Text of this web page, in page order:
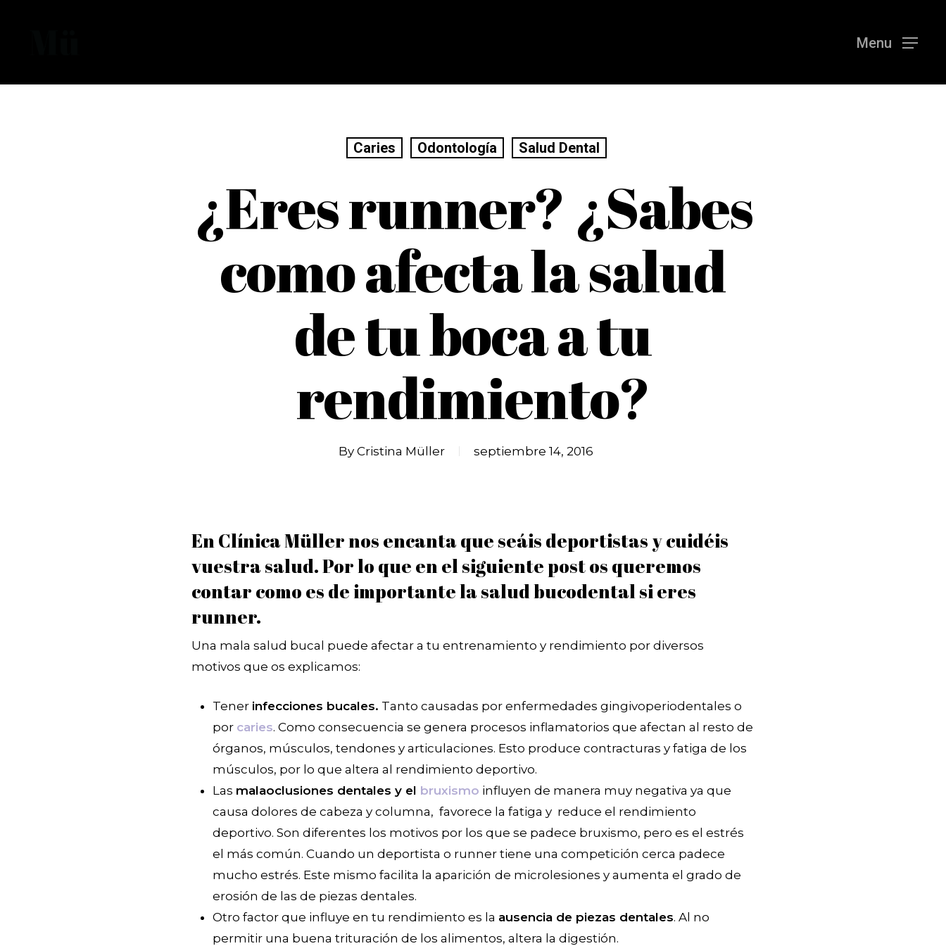
Menu
Caries Odontología Salud Dental
¿Eres runner? ¿Sabes
como afecta la salud
de tu boca a tu
rendimiento?
By Cristina Müller septiembre 14, 2016
En Clínica Müller nos encanta que seáis deportistas y cuidéis
vuestra salud. Por lo que en el siguiente post os queremos
contar como es de importante la salud bucodental si eres
runner.
Una mala salud bucal puede afectar a tu entrenamiento y rendimiento por diversos
motivos que os explicamos:
Tener infecciones bucales. Tanto causadas por enfermedades gingivoperiodentales o
por caries. Como consecuencia se genera procesos inflamatorios que afectan al resto de
órganos, músculos, tendones y articulaciones. Esto produce contracturas y fatiga de los
músculos, por lo que altera al rendimiento deportivo.
Las malaoclusiones dentales y el bruxismo influyen de manera muy negativa ya que
causa dolores de cabeza y columna, favorece la fatiga y reduce el rendimiento
deportivo. Son diferentes los motivos por los que se padece bruxismo, pero es el estrés
el más común. Cuando un deportista o runner tiene una competición cerca padece
mucho estrés. Este mismo facilita la aparición de microlesiones y aumenta el grado de
erosión de las de piezas dentales.
Otro factor que influye en tu rendimiento es la ausencia de piezas dentales. Al no
permitir una buena trituración de los alimentos, altera la digestión.